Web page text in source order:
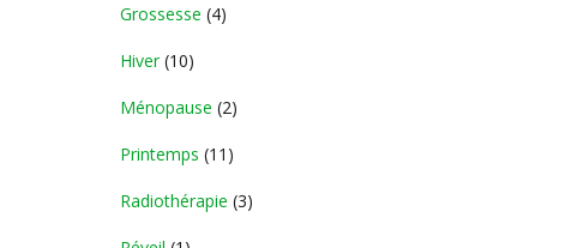
Grossesse (4)
Hiver(10)
Ménopause (2)
Printemps (11)
Radiothérapie (3)